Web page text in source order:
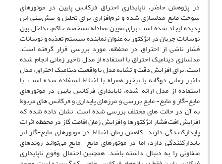
در پژوهش حاضر، ناپایداری احتراق فرکانس پایین در موتورهای
سوخت مایع مدلسازی شده و نرم‌افزاری برای تحلیل و پیش‌بینی این
پدیده ایجاد شده‌ است.برای تعیین معادله مشخصه­ حاکم، تداخل بین
نوسانات جریان در انژکتور به عنوان نماینده سیستم تغذیه و نوسانات
فشار ناشی از احتراق در محفظه، مورد بررسی قرار گرفته است.
مدلسازی دینامیک احتراق با استفاده از مدل تاخیر زمانی انجام شده
‌است. برای افزایش دقت و تشابه مدل با واقعیت دینامیک احتراق، مدل
تاخیر زمانی دوگانه یا تبخیر همراه با اختلاط استفاده شده ‌است. با
استفاده از مدل ارائه شده، ناپایداری فرکانس پایین در موتورهای
مایع-گاز و مایع- مایع بررسی و مرزهای پایداری و فرکانس­ های مربوط
به آن در حالت­ های مختلف بررسی شده ‌است. نشان داده شده که
افزایش افت فشار انژکتورها و افزایش زمان اقامت گاز در محفظه اثرات
پایدارکنندگی دارند. کاهش زمان اختلاط در موتورهای مایع-گاز اثر
پایدارکنندگی دارد، اما در موتورهای مایع- مایع می‌تواند روندهای
متفاوتی را به دنبال داشته باشد. همچنین احتمال وقوع ناپایداری